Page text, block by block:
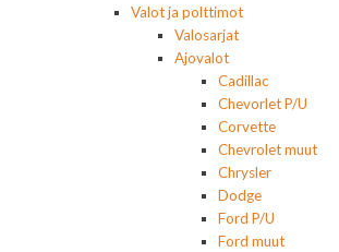
Valot ja polttimot
Valosarjat
Ajovalot
Cadillac
Chevorlet P/U
Corvette
Chevrolet muut
Chrysler
Dodge
Ford P/U
Ford muut